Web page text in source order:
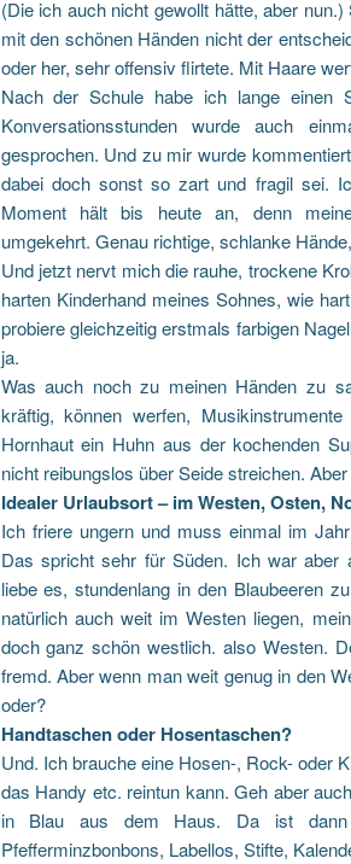
(Die ich auch nicht gewollt hätte, aber
mit den schönen Händen nicht der
oder her, sehr offensiv flirtete. Mit Haare
Nach der Schule habe ich lange einen
Konversationsstunden wurde auch
gesprochen. Und zu mir wurde
dabei doch sonst so zart und fragil sei.
Moment hält bis heute an, denn
umgekehrt. Genau richtige, schlanke
Und jetzt nervt mich die rauhe, trockene
harten Kinderhand meines Sohnes, wie
probiere gleichzeitig erstmals farbigen
ja.
Was auch noch zu meinen Händen zu
kräftig, können werfen,
Hornhaut ein Huhn aus der kochenden
nicht reibungslos über Seide streichen.
Idealer Urlaubsort – im Westen, Osten,
Ich friere ungern und muss einmal im
Das spricht sehr für Süden. Ich war aber
liebe es, stundenlang in den Blaubeeren
natürlich auch weit im Westen liegen,
doch ganz schön westlich. also Westen.
fremd. Aber wenn man weit genug in den
oder?
Handtaschen oder Hosentaschen?
Und. Ich brauche eine Hosen-, Rock- oder
das Handy etc. reintun kann. Geh aber
in Blau aus dem Haus. Da ist
Pfefferminzbonbons, Labellos, Stifte,